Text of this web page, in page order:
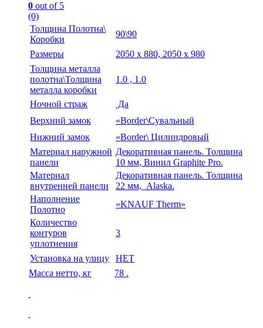
0 out of 5
(0)
Толщина Полотна\
Коробки
90\90
Размеры
2050 х 880, 2050 х 980
Толщина металла
полотна\Толщина
металла коробки
1.0 , 1.0
Ночной страж
Да
Верхний замок
«Border\Сувальный
Нижний замок
«Border\ Цилиндровый
Материал наружной
панели
Декоративная панель. Толщина
10 мм, Винил Graphite Pro.
Материал
внутренней панели
Декоративная панель. Толщина
22 мм, Alaska.
Наполнение
Полотно
«KNAUF Therm»
Количество
контуров
уплотнения
3
Установка на улицу
НЕТ
Масса нетто, кг
78 .